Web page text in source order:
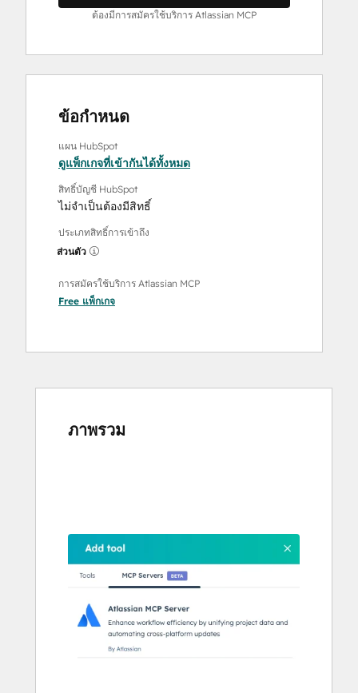
ต้องมีการสมัครใช้บริการ Atlassian MCP
ข้อกำหนด
แผน HubSpot
ดูแพ็กเกจที่เข้ากันได้ทั้งหมด
สิทธิ์บัญชี HubSpot
ไม่จำเป็นต้องมีสิทธิ์
ประเภทสิทธิ์การเข้าถึง
ส่วนตัว
การสมัครใช้บริการ Atlassian MCP
Free แพ็กเกจ
ภาพรวม
เพื่อ
ราย
รอื่นๆ